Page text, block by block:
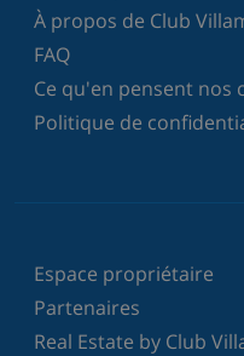
À propos de Club
FAQ
Ce qu'en pensent nos
Politique de
Espace propriétaire
Partenaires
Real Estate by Club